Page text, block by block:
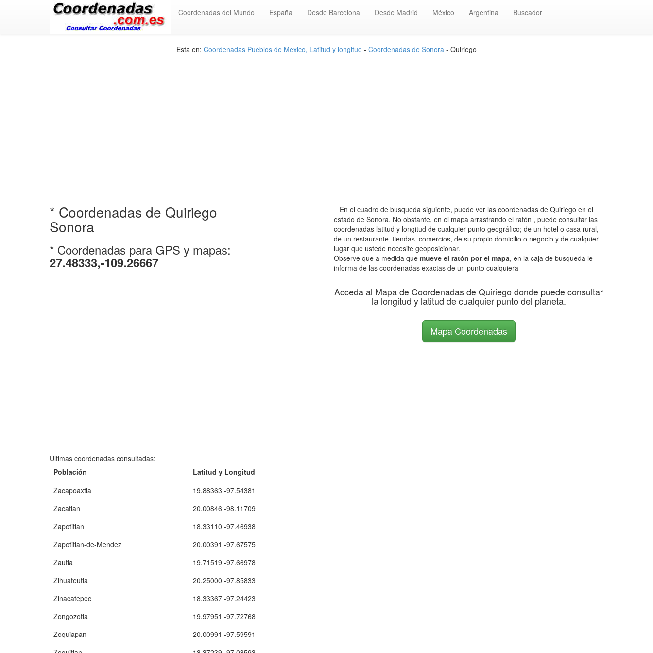
Coordenadas del Mundo España Desde Barcelona Desde Madrid México Argentina Buscador
Esta en: Coordenadas Pueblos de Mexico, Latitud y longitud - Coordenadas de Sonora - Quiriego
* Coordenadas de Quiriego
Sonora
* Coordenadas para GPS y mapas:
27.48333,-109.26667
Ultimas coordenadas consultadas:
Población
Latitud y Longitud
Zacapoaxtla
19.88363,-97.54381
Zacatlan
20.00846,-98.11709
Zapotitlan
18.33110,-97.46938
Zapotitlan-de-Mendez
20.00391,-97.67575
Zautla
19.71519,-97.66978
Zihuateutla
20.25000,-97.85833
Zinacatepec
18.33367,-97.24423
Zongozotla
19.97951,-97.72768
Zoquiapan
20.00991,-97.59591
En el cuadro de busqueda siguiente, puede ver las coordenadas de Quiriego en el
estado de Sonora. No obstante, en el mapa arrastrando el ratón , puede consultar las
coordenadas latitud y longitud de cualquier punto geográfico; de un hotel o casa rural,
de un restaurante, tiendas, comercios, de su propio domicilio o negocio y de cualquier
lugar que ustede necesite geoposicionar.
Observe que a medida que mueve el ratón por el mapa, en la caja de busqueda le
informa de las coordenadas exactas de un punto cualquiera
Acceda al Mapa de Coordenadas de Quiriego donde puede consultar
la longitud y latitud de cualquier punto del planeta.
Mapa Coordenadas